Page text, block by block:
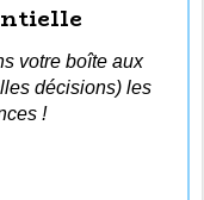
votre boîte aux
décisions) les
!